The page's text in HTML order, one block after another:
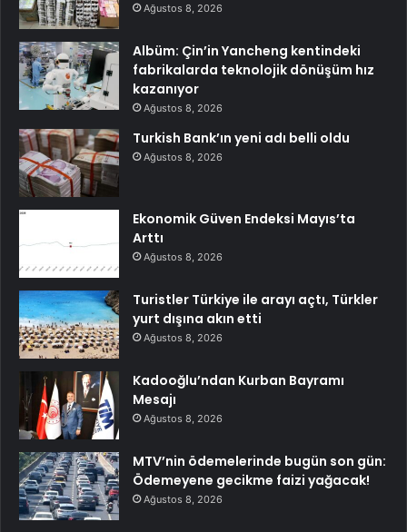
Ağustos 8, 2026
Albüm: Çin’in Yancheng kentindeki
fabrikalarda teknolojik dönüşüm hız
kazanıyor
Ağustos 8, 2026
Turkish Bank’ın yeni adı belli oldu
Ağustos 8, 2026
Ekonomik Güven Endeksi Mayıs’ta
Arttı
Ağustos 8, 2026
Turistler Türkiye ile arayı açtı, Türkler
yurt dışına akın etti
Ağustos 8, 2026
Kadooğlu’ndan Kurban Bayramı
Mesajı
Ağustos 8, 2026
MTV’nin ödemelerinde bugün son gün:
Ödemeyene gecikme faizi yağacak!
Ağustos 8, 2026